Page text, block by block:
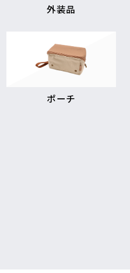
外装品
ポーチ